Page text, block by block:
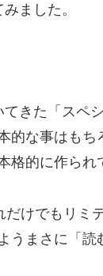
ました。
きた「スペ
的な事はも
的に作られ
けでもリミ
うまさに「読